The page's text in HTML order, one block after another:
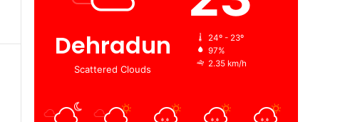
Dehradun
Scattered Clouds
24º - 23º
97%
2.35 km/h